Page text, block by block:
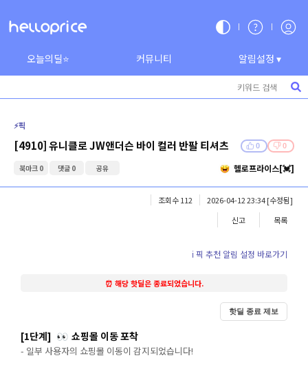
오늘의딜⭐ 커뮤니티 알림설정 ▾
⚡️픽
[4910] 유니클로 JW앤더슨 바이 컬러 반팔 티셔츠 0 0
북마크 0 댓글 0 공유 헬로프라이스[💓]
조회수 112 2026-04-12 23:34[수정됨]
신고
목록
ℹ️ 픽 추천 알림 설정 바로가기
⏰ 해당 핫딜은 종료되었습니다.
핫딜 종료 제보
[1단계] 👀 쇼핑몰 이동 포착
- 일부 사용자의 쇼핑몰 이동이 감지되었습니다!